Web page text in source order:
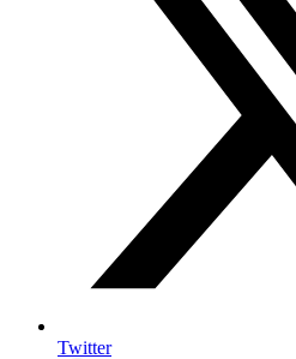
Twitter